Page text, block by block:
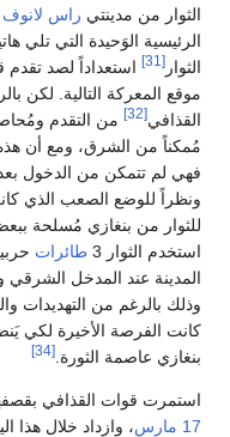
الثوار من مدينتي راس لانوف
الرئيسية الوَحيدة التي تلي
الثوار [31]
استعداداً لصد تقدم
موقع المعركة التالية. لكن
القذافي[32]
مُمكناً من الشرق، ومع أن
فهي لم تتمكن من الدخول بعد
ونظراً للوضع الصعب الذي
للثوار من بنغازي مُسلحة
استخدم الثوار 3
طائرات
المدينة عند المدخل الشرقي
وذلك بالرغم من التهديدات
كانت الفرصة الأخيرة لكي
بنغازي عاصمة الثورة. [34]
استمرت قوات القذافي
17 مارس
، وازداد خلال هذا